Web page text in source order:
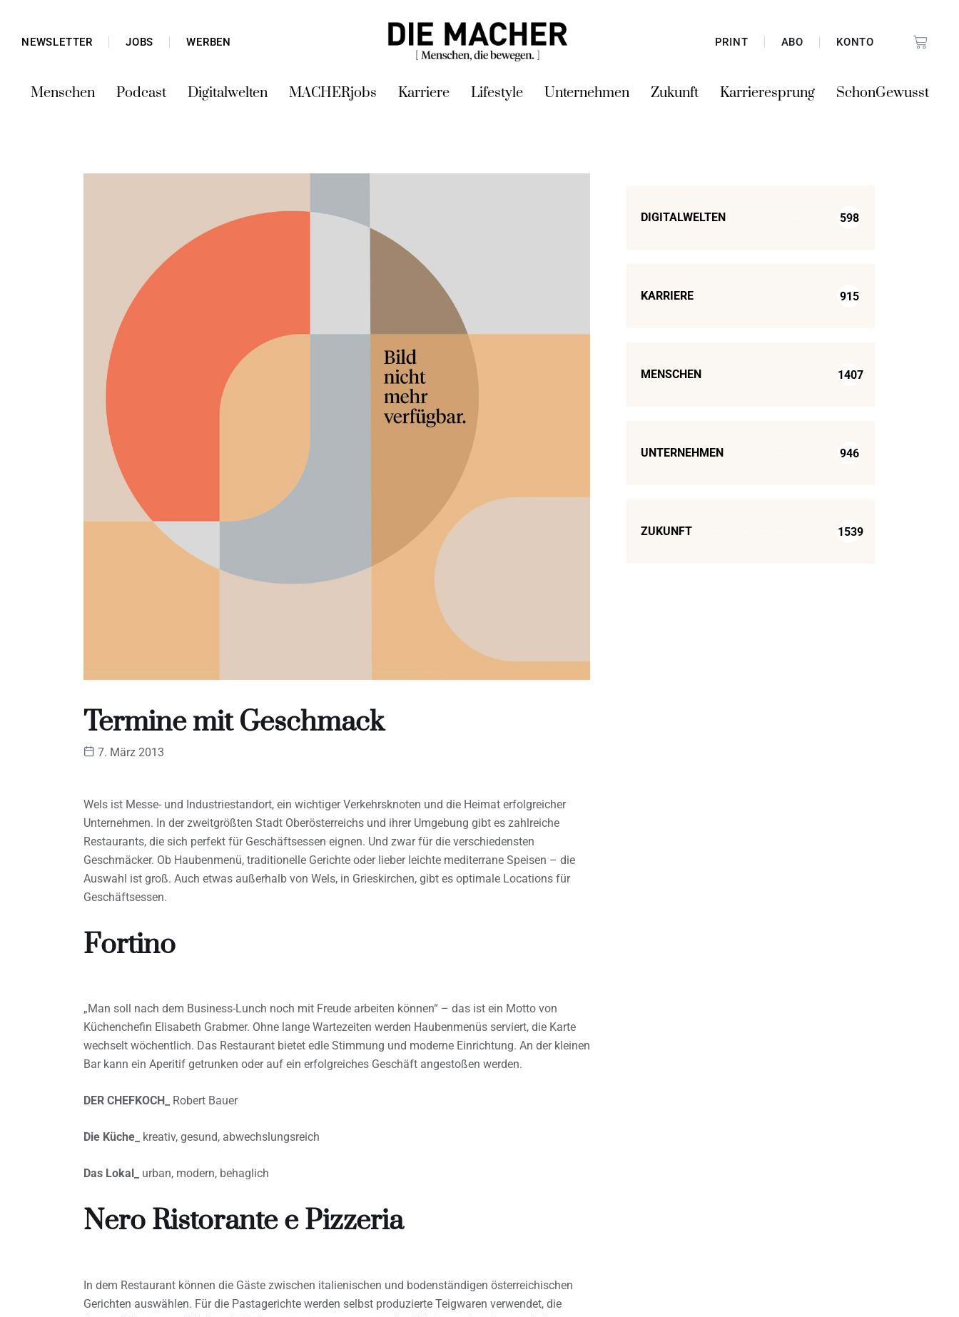
NEWSLETTER JOBS WERBEN PRINT ABO KONTO
Menschen Podcast Digitalwelten MACHERjobs Karriere Lifestyle Unternehmen Zukunft Karrieresprung SchonGewusst
Termine mit Geschmack
7. März 2013
Wels ist Messe- und Industriestandort, ein wichtiger Verkehrsknoten und die Heimat erfolgreicher
Unternehmen. In der zweitgrößten Stadt Oberösterreichs und ihrer Umgebung gibt es zahlreiche
Restaurants, die sich perfekt für Geschäftsessen eignen. Und zwar für die verschiedensten
Geschmäcker. Ob Haubenmenü, traditionelle Gerichte oder lieber leichte mediterrane Speisen – die
Auswahl ist groß. Auch etwas außerhalb von Wels, in Grieskirchen, gibt es optimale Locations für
Geschäftsessen.
Fortino
„Man soll nach dem Business-Lunch noch mit Freude arbeiten können“ – das ist ein Motto von
Küchenchefin Elisabeth Grabmer. Ohne lange Wartezeiten werden Haubenmenüs serviert, die Karte
wechselt wöchentlich. Das Restaurant bietet edle Stimmung und moderne Einrichtung. An der kleinen
Bar kann ein Aperitif getrunken oder auf ein erfolgreiches Geschäft angestoßen werden.
DER CHEFKOCH_ Robert Bauer
Die Küche_ kreativ, gesund, abwechslungsreich
Das Lokal_ urban, modern, behaglich
Nero Ristorante e Pizzeria
In dem Restaurant können die Gäste zwischen italienischen und bodenständigen österreichischen
Gerichten auswählen. Für die Pastagerichte werden selbst produzierte Teigwaren verwendet, die
DIGITALWELTEN 598
KARRIERE 915
MENSCHEN 1407
UNTERNEHMEN 946
ZUKUNFT 1539